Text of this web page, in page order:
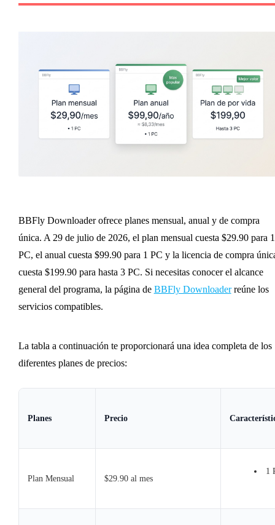
BBFly Downloader ofrece planes mensual, anual y de compra
única. A 29 de julio de 2026, el plan mensual cuesta $29.90 para 1
PC, el anual cuesta $99.90 para 1 PC y la licencia de compra
cuesta $199.90 para hasta 3 PC. Si necesitas conocer el alcance
general del programa, la página de BBFly Downloaderreúne los
servicios compatibles.
La tabla a continuación te proporcionará una idea completa de los
diferentes planes de precios:
Planes Precio
Plan Mensual $29.90 al mes
1